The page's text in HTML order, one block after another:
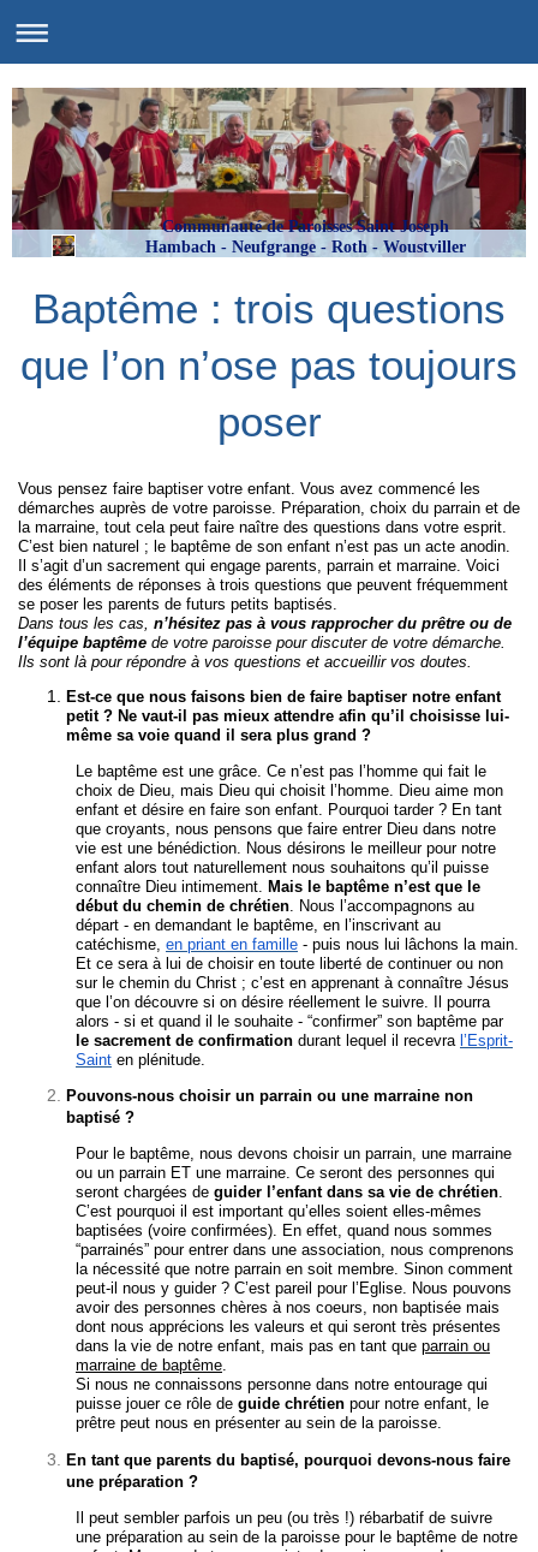
Communauté de Paroisses Saint Joseph
Hambach - Neufgrange - Roth - Woustviller
Baptême : trois questions
que l’on n’ose pas toujours
poser
Vous pensez faire baptiser votre enfant. Vous avez commencé les
démarches auprès de votre paroisse. Préparation, choix du parrain et de
la marraine, tout cela peut faire naître des questions dans votre esprit.
C’est bien naturel ; le baptême de son enfant n’est pas un acte anodin.
Il s’agit d’un sacrement qui engage parents, parrain et marraine. Voici
des éléments de réponses à trois questions que peuvent fréquemment
se poser les parents de futurs petits baptisés.
Dans tous les cas, n’hésitez pas à vous rapprocher du prêtre ou de
l’équipe baptême de votre paroisse pour discuter de votre démarche.
Ils sont là pour répondre à vos questions et accueillir vos doutes.
Est-ce que nous faisons bien de faire baptiser notre enfant
petit ? Ne vaut-il pas mieux attendre afin qu’il choisisse lui-
même sa voie quand il sera plus grand ?
Le baptême est une grâce. Ce n’est pas l’homme qui fait le
choix de Dieu, mais Dieu qui choisit l’homme. Dieu aime mon
enfant et désire en faire son enfant. Pourquoi tarder ? En tant
que croyants, nous pensons que faire entrer Dieu dans notre
vie est une bénédiction. Nous désirons le meilleur pour notre
enfant alors tout naturellement nous souhaitons qu’il puisse
connaître Dieu intimement. Mais le baptême n’est que le
début du chemin de chrétien . Nous l’accompagnons au
départ - en demandant le baptême, en l’inscrivant au
catéchisme, en priant en famille - puis nous lui lâchons la main.
Et ce sera à lui de choisir en toute liberté de continuer ou non
sur le chemin du Christ ; c’est en apprenant à connaître Jésus
que l’on découvre si on désire réellement le suivre. Il pourra
alors - si et quand il le souhaite - “confirmer” son baptême par
le sacrement de confirmation durant lequel il recevra l’Esprit-
Saint en plénitude.
Pouvons-nous choisir un parrain ou une marraine non
baptisé ?
Pour le baptême, nous devons choisir un parrain, une marraine
ou un parrain ET une marraine. Ce seront des personnes qui
seront chargées de guider l’enfant dans sa vie de chrétien.
C’est pourquoi il est important qu’elles soient elles-mêmes
baptisées (voire confirmées). En effet, quand nous sommes
“parrainés” pour entrer dans une association, nous comprenons
la nécessité que notre parrain en soit membre. Sinon comment
peut-il nous y guider ? C’est pareil pour l’Eglise. Nous pouvons
avoir des personnes chères à nos coeurs, non baptisée mais
dont nous apprécions les valeurs et qui seront très présentes
dans la vie de notre enfant, mais pas en tant que parrain ou
marraine de baptême.
Si nous ne connaissons personne dans notre entourage qui
puisse jouer ce rôle de guide chrétien pour notre enfant, le
prêtre peut nous en présenter au sein de la paroisse.
En tant que parents du baptisé, pourquoi devons-nous faire
une préparation ?
Il peut sembler parfois un peu (ou très !) rébarbatif de suivre
une préparation au sein de la paroisse pour le baptême de notre